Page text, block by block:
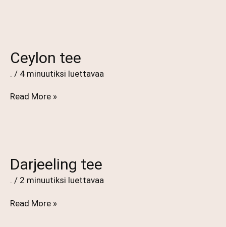
Ceylon tee
. / 4 minuutiksi luettavaa
Ceylon
Read More »
Darjeeling tee
. / 2 minuutiksi luettavaa
Darjeeling
Read More »